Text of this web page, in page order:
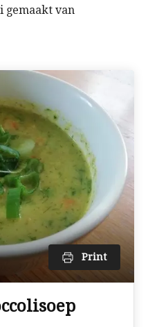
gemaakt van
Print